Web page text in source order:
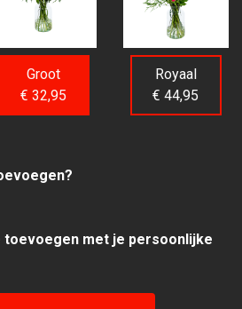
Groot
€ 32,95
Royaal
€ 44,95
toevoegen met je persoonlijke